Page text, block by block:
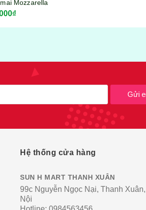
Gửi
Hệ thống cửa hàng
SUN H MART THANH XUÂN
99c Nguyễn Ngọc Nại, Thanh
Nội